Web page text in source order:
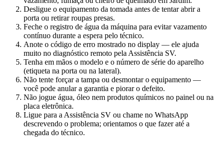
Desligue o equipamento da tomada antes de tentar abrir a
porta ou retirar roupas presas.
Feche o registro de água da máquina para evitar vazamento
contínuo durante a espera pelo técnico.
Anote o código de erro mostrado no display — ele ajuda
muito no diagnóstico remoto pela Assistência SV.
Tenha em mãos o modelo e o número de série do aparelho
(etiqueta na porta ou na lateral).
Não tente forçar a tampa ou desmontar o equipamento —
você pode anular a garantia e piorar o defeito.
Não jogue água, óleo nem produtos químicos no painel ou na
placa eletrônica.
Ligue para a Assistência SV ou chame no WhatsApp
descrevendo o problema; orientamos o que fazer até a
chegada do técnico.